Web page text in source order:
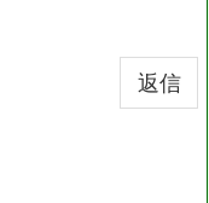
返信